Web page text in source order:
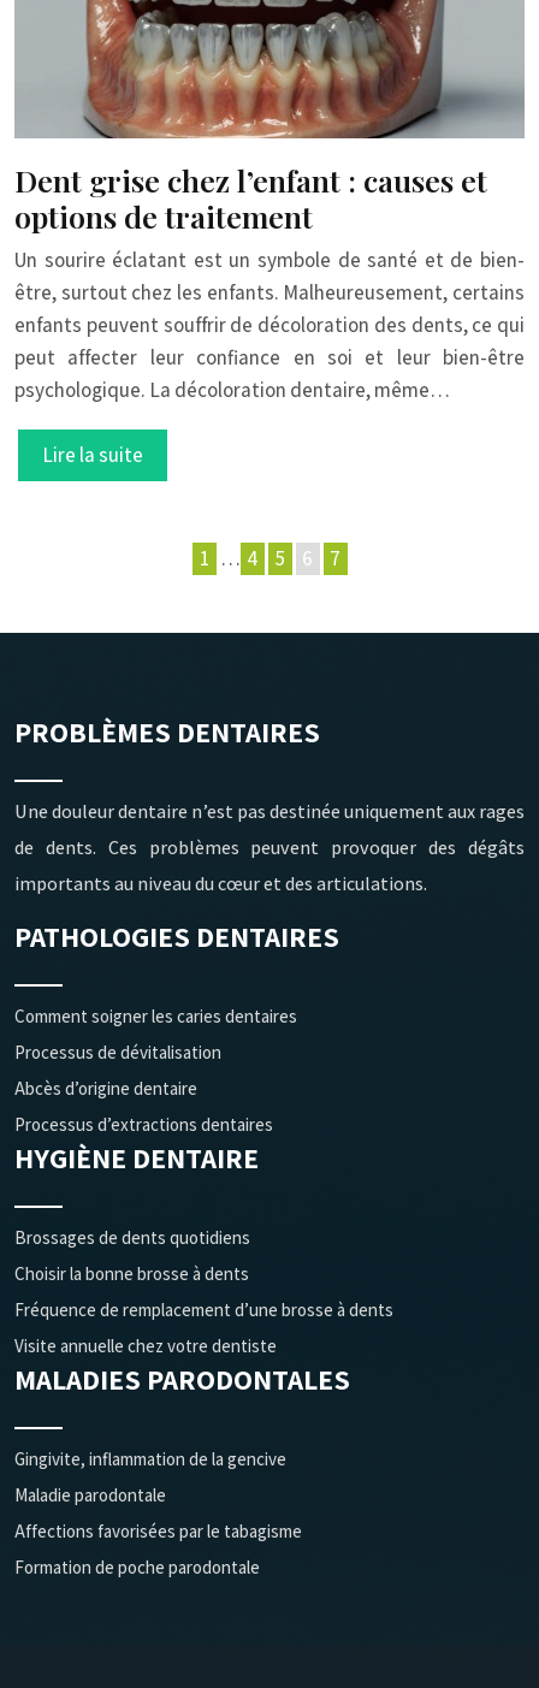
Dent grise chez l’enfant : causes et
options de traitement
Un sourire éclatant est un symbole de santé et de bien-
être, surtout chez les enfants. Malheureusement, certains
enfants peuvent souffrir de décoloration des dents, ce qui
peut affecter leur confiance en soi et leur bien-être
psychologique. La décoloration dentaire, même…
Lire la suite
1 … 4 5 6 7
PROBLÈMES DENTAIRES
Une douleur dentaire n’est pas destinée uniquement aux rages
de dents. Ces problèmes peuvent provoquer des dégâts
importants au niveau du cœur et des articulations.
PATHOLOGIES DENTAIRES
Comment soigner les caries dentaires
Processus de dévitalisation
Abcès d’origine dentaire
Processus d’extractions dentaires
HYGIÈNE DENTAIRE
Brossages de dents quotidiens
Choisir la bonne brosse à dents
Fréquence de remplacement d’une brosse à dents
Visite annuelle chez votre dentiste
MALADIES PARODONTALES
Gingivite, inflammation de la gencive
Maladie parodontale
Affections favorisées par le tabagisme
Formation de poche parodontale